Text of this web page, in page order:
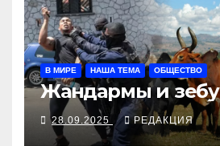
В МИРЕ НАША ТЕМА ОБЩЕСТВО
Жандармы и зебу
28.09.2025 РЕДАКЦИЯ